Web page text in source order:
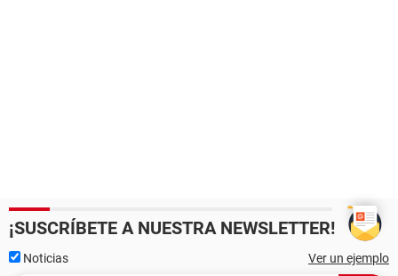
¡SUSCRÍBETE A NUESTRA NEWSLETTER!
Noticias Ver un ejemplo